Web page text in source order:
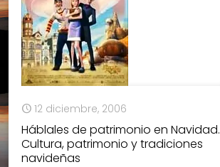
12 diciembre, 2006
Háblales de patrimonio en Navidad.
Cultura, patrimonio y tradiciones
navideñas